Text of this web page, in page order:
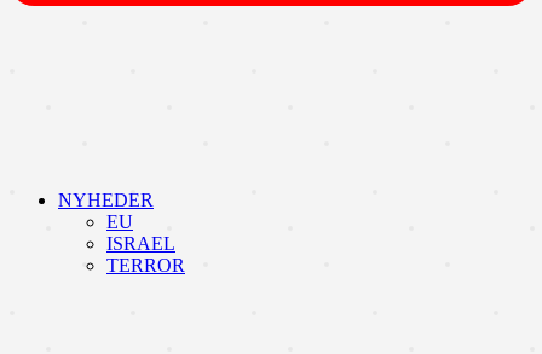
NYHEDER
EU
ISRAEL
TERROR